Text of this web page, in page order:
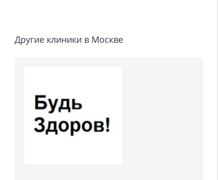
Другие клиники в Москве